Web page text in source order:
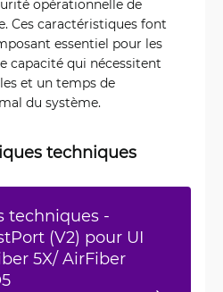
opérationnelle de
Ces caractéristiques font
essentiel pour les
capacité qui nécessitent
et un temps de
du système.
techniques
techniques -
(V2) pour UI
5X/ AirFiber